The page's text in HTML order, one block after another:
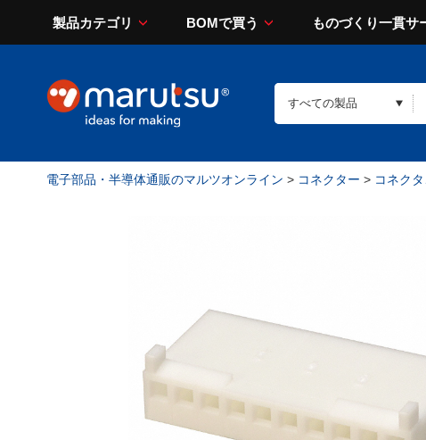
製品カテゴリ BOMで買う ものづくり一貫サ
電子部品・半導体通販のマルツオンライン > コネクター > コネク